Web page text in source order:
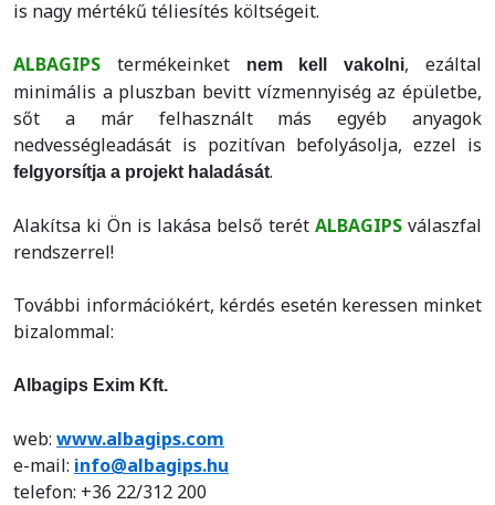
is nagy mértékű téliesítés költségeit.
ALBAGIPS termékeinket nem kell vakolni, ezáltal
minimális a pluszban bevitt vízmennyiség az épületbe,
sőt a már felhasznált más egyéb anyagok
nedvességleadását is pozitívan befolyásolja, ezzel is
felgyorsítja a projekt haladását.
Alakítsa ki Ön is lakása belső terét ALBAGIPS válaszfal
rendszerrel!
További információkért, kérdés esetén keressen minket
bizalommal:
Albagips Exim Kft.
web: www.albagips.com
e-mail: info@albagips.hu
telefon: +36 22/312 200